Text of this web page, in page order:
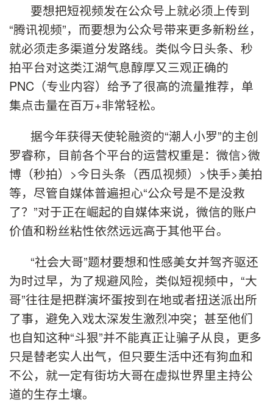
要想把短视频发在公众号上就必须上传到
“腾讯视频”，而要想为公众号带来更多新粉丝，
就必须走多渠道分发路线。类似今日头条、秒
拍平台对这类江湖气息醇厚又三观正确的
PNC（专业内容）给予了很高的流量推荐，单
集点击量在百万+非常轻松。
据今年获得天使轮融资的“潮人小罗”的主创
罗睿称，目前各个平台的运营权重是：微信>微
博（秒拍）>今日头条（西瓜视频）>快手>美拍
等，尽管自媒体普遍担心“公众号是不是没救
了？”对于正在崛起的自媒体来说，微信的账户
价值和粉丝粘性依然远远高于其他平台。
“社会大哥”题材要想和性感美女并驾齐驱还
为时过早，为了规避风险，类似短视频中，“大
哥”往往是把群演坏蛋按到在地或者扭送派出所
了事，避免入戏太深发生激烈冲突；甚至他们
也自知这种“斗狠”并不能真正让骗子从良，更多
只是替老实人出气，但只要生活中还有狗血和
不公，就一定有街坊大哥在虚拟世界里主持公
道的生存土壤。